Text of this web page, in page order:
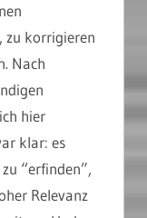
zu korrigieren
Nach
hier
klar: es
“erfinden”,
Relevanz